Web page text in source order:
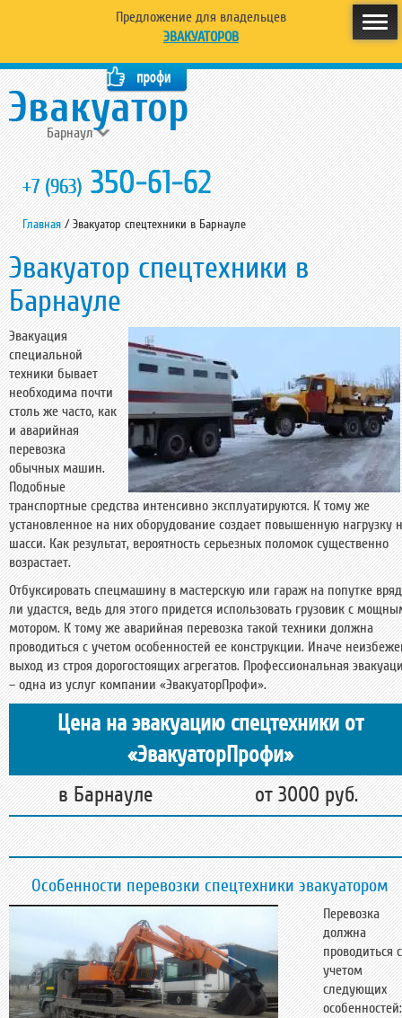
Предложение для владельцев
ЭВАКУАТОРОВ
Барнаул
+7 (963) 350-61-62
Главная /Эвакуатор спецтехники в Барнауле
Эвакуатор спецтехники в
Барнауле
Эвакуация
специальной
техники бывает
необходима почти
столь же часто, как
и аварийная
перевозка
обычных машин.
Подобные
транспортные средства интенсивно эксплуатируются. К тому же
установленное на них оборудование создает повышенную нагрузку
шасси. Как результат, вероятность серьезных поломок существенно
возрастает.
Отбуксировать спецмашину в мастерскую или гараж на попутке вряд
ли удастся, ведь для этого придется использовать грузовик с
мотором. К тому же аварийная перевозка такой техники должна
проводиться с учетом особенностей ее конструкции. Иначе
выход из строя дорогостоящих агрегатов. Профессиональная
– одна из услуг компании «ЭвакуаторПрофи».
Цена на эвакуацию спецтехники от
«ЭвакуаторПрофи»
в Барнауле от 3000 руб.
Особенности перевозки спецтехники эвакуатором
Перевозка
должна
проводиться с
учетом
следующих
особенностей: